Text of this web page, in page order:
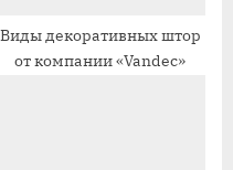
Виды декоративных штор
от компании «Vandec»